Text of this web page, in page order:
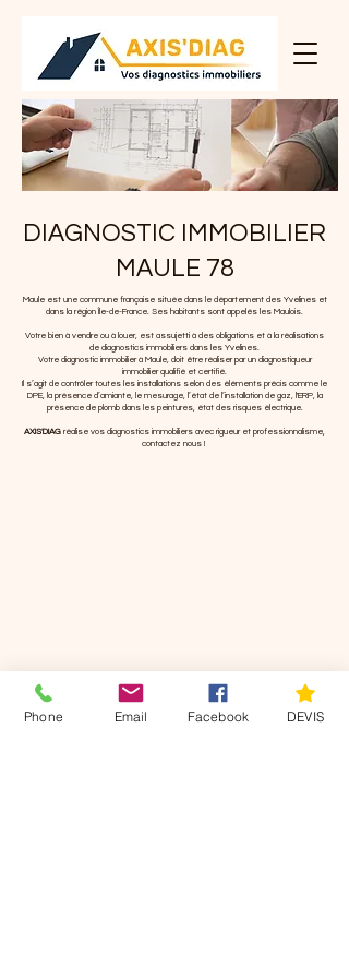
DIAGNOSTIC IMMOBILIER
MAULE 78
Maule est une commune française située dans le département des Yvelines et
dans la région Île-de-France. Ses habitants sont appelés les Maulois.
Votre bien à vendre ou à louer, est assujetti à des obligations et à la réalisations
de diagnostics immobiliers dans les Yvelines.
Votre diagnostic immobilier à Maule, doit être réaliser par un diagnostiqueur
immobilier qualifié et certifié.
Il s’agit de contrôler toutes les installations selon des éléments précis comme le
DPE, la présence d’amiante, le mesurage, l’état de l’installation de gaz, l'ERP, la
présence de plomb dans les peintures, état des risques électrique.
AXIS'DIAG réalise vos diagnostics immobiliers avec rigueur et professionnalisme,
contactez nous !
Phone Email Facebook DEVIS